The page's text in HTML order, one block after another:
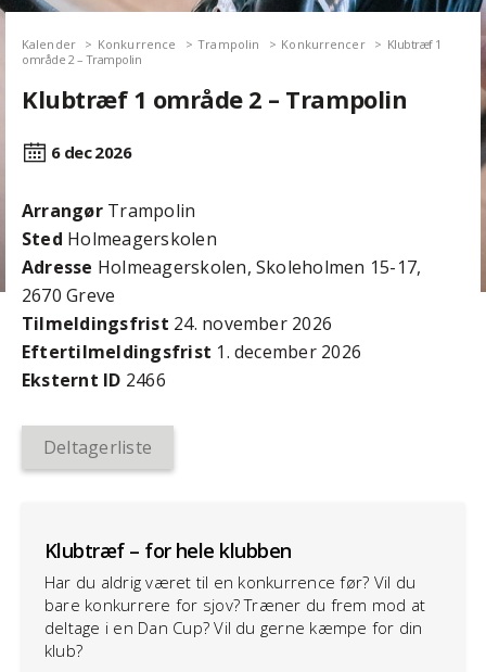
Kalender Konkurrence Trampolin Konkurrencer
Klubtræf 1
område 2 – Trampolin
Klubtræf 1 område 2 – Trampolin
6 dec2026
ArrangørTrampolin
Sted Holmeagerskolen
Adresse Holmeagerskolen, Skoleholmen 15-17,
2670 Greve
Tilmeldingsfrist 24. november 2026
Efter­tilmeldings­frist 1. december 2026
Eksternt ID 2466
Deltagerliste
Klubtræf – for hele klubben
Har du aldrig været til en konkurrence før? Vil du
bare konkurrere for sjov? Træner du frem mod at
deltage i en Dan Cup? Vil du gerne kæmpe for din
klub?